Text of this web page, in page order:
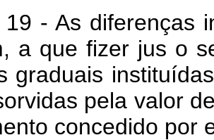
- As diferenças
a que fizer jus o
graduais
pela valor
concedido por